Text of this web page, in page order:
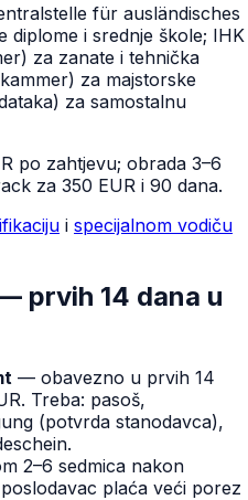
für ausländisches
diplome i srednje škole; IHK
za zanate i tehnička
za majstorske
za samostalnu
po zahtjevu; obrada 3–6
za 350 EUR i 90 dana.
i specijalnom vodiču
prvih 14 dana u
— obavezno u prvih 14
Treba: pasoš,
(potvrda stanodavca),
2–6 sedmica nakon
plaća veći porez